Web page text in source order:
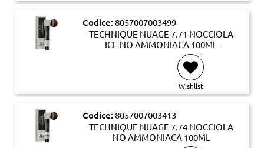
Codice: 8057007003499
TECHNIQUE NUAGE 7.71 NOCCIOLA
ICE NO AMMONIACA 100ML
Wishlist
Codice: 8057007003413
TECHNIQUE NUAGE 7.74 NOCCIOLA
NO AMMONIACA 100ML